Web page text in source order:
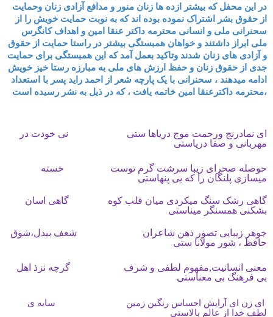
در این محفل که بیشتر ازده ها زنان منور و مدافع آزادی زنان وحمایت
از حقوق بشر اشتراک نموده بوده اند که به نوبت حمایت خویش را از
سحنرانی ملی و انسانی محترمه داکتر عنقا امین و اهداف کانگرس
ملی ابراز داشتند و خواهان همبستگی بیشتر در راستا حمایت از حقوق
و آزادی های زنان شدند وتاکید بعمل آمد که این همبستگی برای حمایت
جدی از حقوق زنان و حفظ ارزش های ملی به مبارزه رستا خیز خویش
ادامه میدهند ، سحنرانی با یک پارچه شعر از احمد راید پسر با استعداد
محترمه داکترعنقا امین خاتمه یافت ، که در ذیل به نشر رسیده است،
ای نمادرنج ورحمت موج دریاها ستی نی خودت در
مهربانی و صفا دریاستی
حوصله صحرای زیبا سرشت گرم توست خسته
میسازی پلنگان را که بی پنهاستی
گاهی رشک سنگ میکردی میان قلب کوه گاهی اسان
بشکنی همسنگر میناستی
جوهر زیبایی تصور ذهن شاعران شعف بیدل،شوق
حافظ ، شور مولانا ستی
معنی انسانیت,مفهوم لطفی و شرف گرچه نزذ اهل
بی فرهنگ بی معناستی
ای زن ای آرایش احساس رنگین زمین سایه ی
لطف خدا از عالم بالاستی